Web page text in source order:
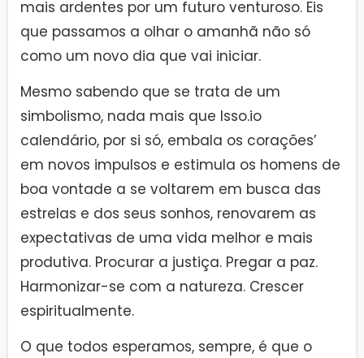
mais ardentes por um futuro venturoso. Eis
que passamos a olhar o amanhã não só
como um novo dia que vai iniciar.
Mesmo sabendo que se trata de um
simbolismo, nada mais que lsso.io
calendário, por si só, embala os corações’
em novos impulsos e estimula os homens de
boa vontade a se voltarem em busca das
estrelas e dos seus sonhos, renovarem as
expectativas de uma vida melhor e mais
produtiva. Procurar a justiça. Pregar a paz.
Harmonizar-se com a natureza. Crescer
espiritualmente.
O que todos esperamos, sempre, é que o